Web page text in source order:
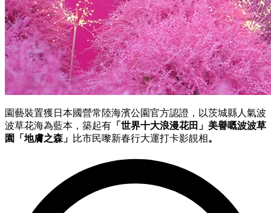
園藝裝置獲日本國營常陸海濱公園官方認證，以茨城縣人氣波
波草花海為藍本，築起有 「世界十大浪漫花田」美譽嘅波波草
園「地膚之森」 比市民嚟新春行大運打卡影靚相。